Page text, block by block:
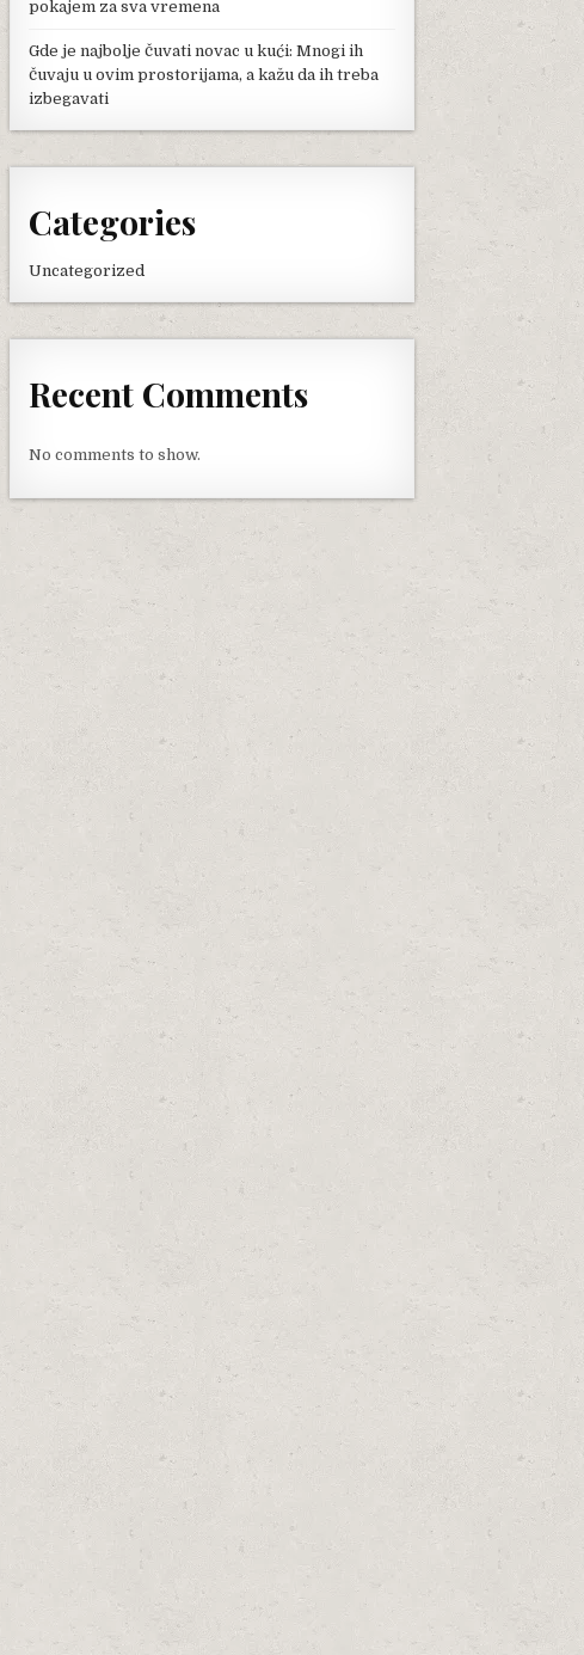
pokajem za sva vremena
Gde je najbolje čuvati novac u kući: Mnogi ih
čuvaju u ovim prostorijama, a kažu da ih treba
izbegavati
Categories
Uncategorized
Recent Comments
No comments to show.